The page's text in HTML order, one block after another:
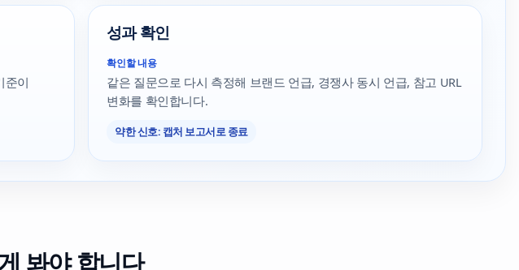
준이
성과 확인
확인할 내용
같은 질문으로 다시 측정해 브랜드 언급, 경쟁사 동시 언급, 참고 URL
변화를 확인합니다.
약한 신호: 캡처 보고서로 종료
봐야 합니다